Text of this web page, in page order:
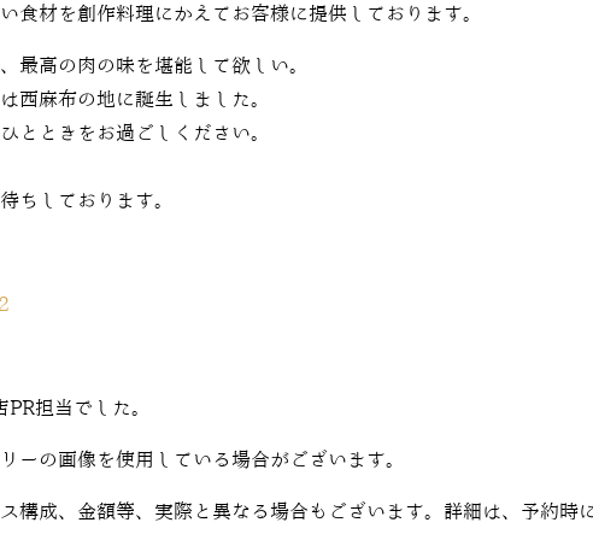
食材を創作料理にかえてお客様に提供しております。
最高の肉の味を堪能して欲しい。
西麻布の地に誕生しました。
とときをお過ごしください。
ちしております。
担当でした。
ーの画像を使用している場合がございます。
構成、金額等、実際と異なる場合もございます。詳細は、予約時